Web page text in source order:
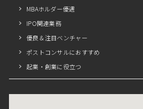
MBAホルダー優遇
IPO関連業務
優良＆注目ベンチャー
ポストコンサルにおすすめ
起業・創業に役立つ